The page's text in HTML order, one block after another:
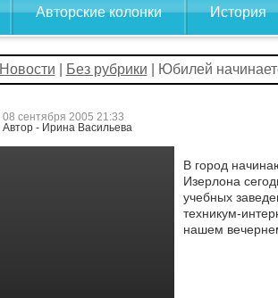
Авторские колонки История
Новости Без рубрики | Юбилей
08 сентября 2005 21:33
Автор - Ирина Васильева
В город
Изерлона
учебных
техникум-
нашем